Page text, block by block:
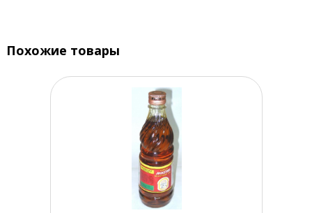
Похожие товары